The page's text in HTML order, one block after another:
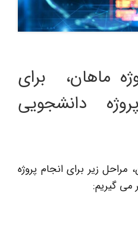
ماهان، برای
دانشجویی
مراحل زیر برای انجام پروژه
می گیریم: